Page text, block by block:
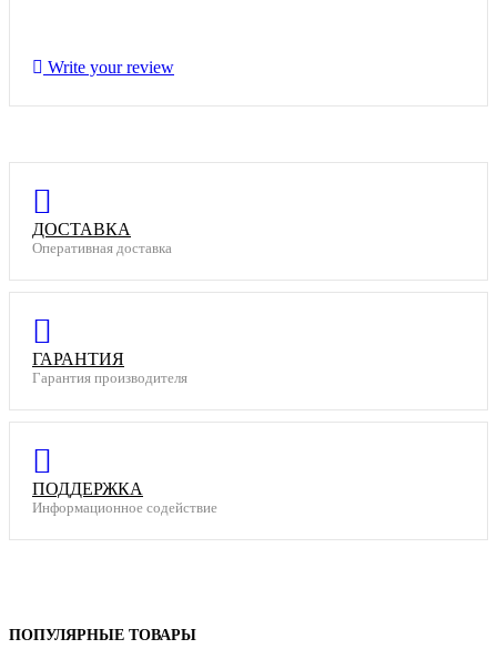
Write your review
ДОСТАВКА
Оперативная доставка
ГАРАНТИЯ
Гарантия производителя
ПОДДЕРЖКА
Информационное содействие
ПОПУЛЯРНЫЕ ТОВАРЫ